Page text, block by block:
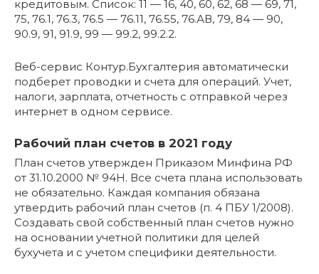
кредитовым. Список: 11 — 16, 40, 60, 62, 68 — 69, 71,
75, 76.1, 76.3, 76.5 — 76.11, 76.55, 76.АВ, 79, 84 — 90,
90.9, 91, 91.9, 99 — 99.2, 99.2.2.
Веб-сервис Контур.Бухгалтерия автоматически
подберет проводки и счета для операций. Учет,
налоги, зарплата, отчетность с отправкой через
интернет в одном сервисе.
Рабочий план счетов в 2021 году
План счетов утвержден Приказом Минфина РФ
от 31.10.2000 № 94Н. Все счета плана использовать
не обязательно. Каждая компания обязана
утвердить рабочий план счетов (п. 4 ПБУ 1/2008).
Создавать свой собственный план счетов нужно
на основании учетной политики для целей
бухучета и с учетом специфики деятельности.